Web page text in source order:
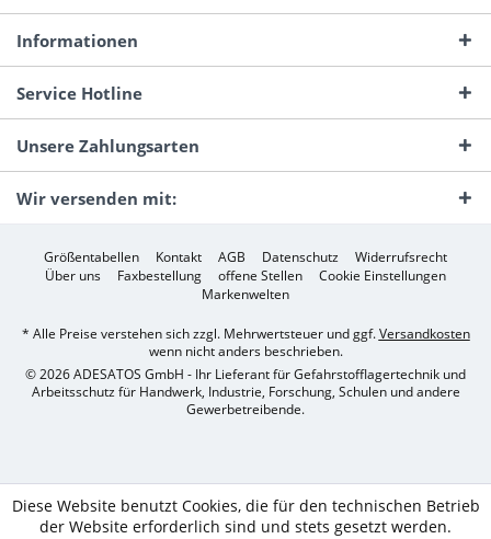
Informationen
Service Hotline
Unsere Zahlungsarten
Wir versenden mit:
Größentabellen Kontakt AGB Datenschutz
Widerrufsrecht
Über uns
Faxbestellung offene Stellen
Cookie Einstellungen
Markenwelten
* Alle Preise verstehen sich zzgl. Mehrwertsteuer und ggf.Versandkosten
wenn nicht anders beschrieben.
© 2026 ADESATOS GmbH - Ihr Lieferant für Gefahrstofflagertechnik und
Arbeitsschutz für Handwerk, Industrie, Forschung, Schulen und andere
Gewerbetreibende.
Diese Website benutzt Cookies, die für den technischen Betrieb
der Website erforderlich sind und stets gesetzt werden.